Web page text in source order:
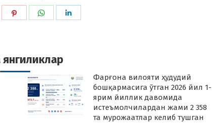
Share
Share
Фарғона вилояти ҳудудий
бошқармасига ўтган 2026 йил 1-
ярим йиллик давомида
истеъмолчилардан жами 2 358
та мурожаатлар келиб тушган